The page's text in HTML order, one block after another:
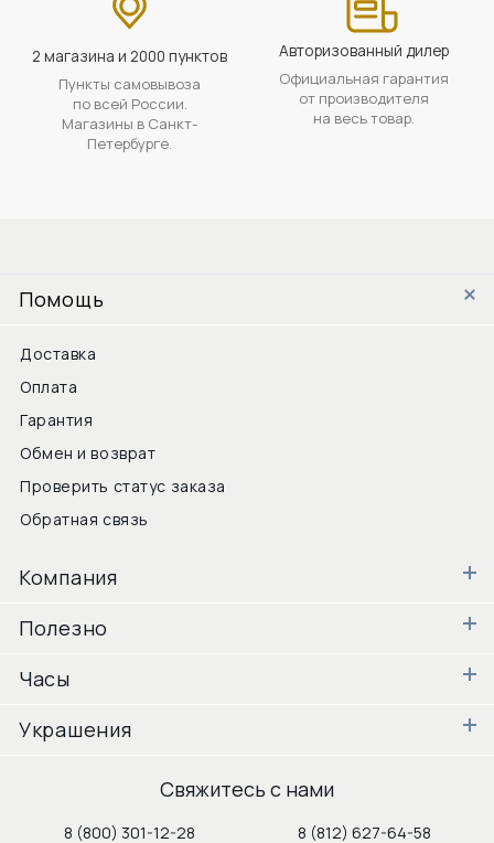
2 магазина и 2000 пунктов
Пункты самовывоза
по всей России.
Магазины в Санкт-
Петербурге.
Авторизованный дилер
Официальная гарантия
от производителя
на весь товар.
Помощь
Доставка
Оплата
Гарантия
Обмен и возврат
Проверить статус заказа
Обратная связь
Компания
Полезно
Часы
Украшения
Свяжитесь с нами
8 (800) 301-12-28 8 (812) 627-64-58